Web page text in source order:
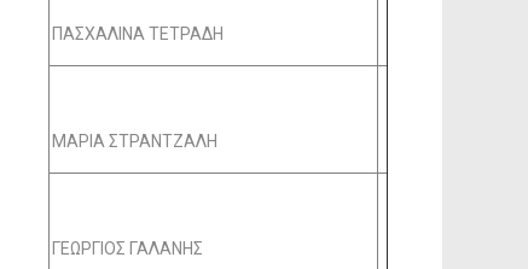
ΠΑΣΧΑΛΙΝΑ ΤΕΤΡΑΔΗ
ΜΑΡΙΑ ΣΤΡΑΝΤΖΑΛΗ
ΓΕΩΡΓΙΟΣ ΓΑΛΑΝΗΣ